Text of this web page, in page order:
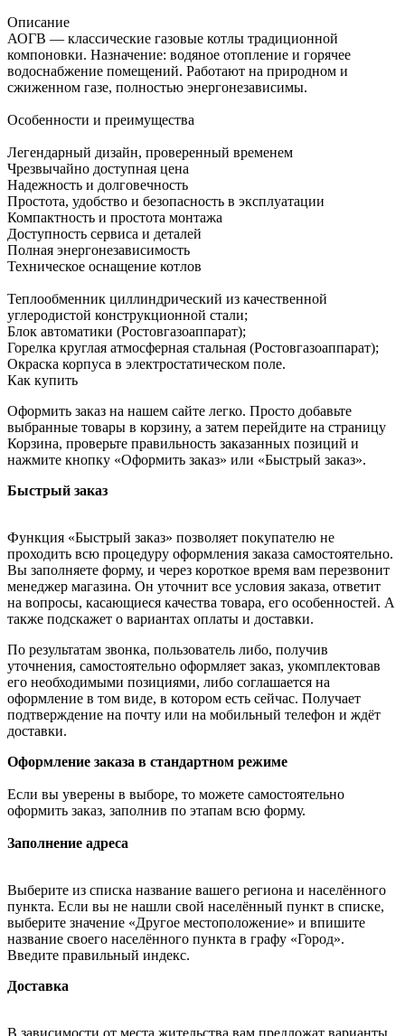
Описание
АОГВ — классические газовые котлы традиционной
компоновки. Назначение: водяное отопление и горячее
водоснабжение помещений. Работают на природном и
сжиженном газе, полностью энергонезависимы.
Особенности и преимущества
Легендарный дизайн, проверенный временем
Чрезвычайно доступная цена
Надежность и долговечность
Простота, удобство и безопасность в эксплуатации
Компактность и простота монтажа
Доступность сервиса и деталей
Полная энергонезависимость
Техническое оснащение котлов
Теплообменник циллиндрический из качественной
углеродистой конструкционной стали;
Блок автоматики (Ростовгазоаппарат);
Горелка круглая атмосферная стальная (Ростовгазоаппарат);
Окраска корпуса в электростатическом поле.
Как купить
Оформить заказ на нашем сайте легко. Просто добавьте
выбранные товары в корзину, а затем перейдите на страницу
Корзина, проверьте правильность заказанных позиций и
нажмите кнопку «Оформить заказ» или «Быстрый заказ».
Быстрый заказ
Функция «Быстрый заказ» позволяет покупателю не
проходить всю процедуру оформления заказа самостоятельно.
Вы заполняете форму, и через короткое время вам перезвонит
менеджер магазина. Он уточнит все условия заказа, ответит
на вопросы, касающиеся качества товара, его особенностей. А
также подскажет о вариантах оплаты и доставки.
По результатам звонка, пользователь либо, получив
уточнения, самостоятельно оформляет заказ, укомплектовав
его необходимыми позициями, либо соглашается на
оформление в том виде, в котором есть сейчас. Получает
подтверждение на почту или на мобильный телефон и ждёт
доставки.
Оформление заказа в стандартном режиме
Если вы уверены в выборе, то можете самостоятельно
оформить заказ, заполнив по этапам всю форму.
Заполнение адреса
Выберите из списка название вашего региона и населённого
пункта. Если вы не нашли свой населённый пункт в списке,
выберите значение «Другое местоположение» и впишите
название своего населённого пункта в графу «Город».
Введите правильный индекс.
Доставка
В зависимости от места жительства вам предложат варианты